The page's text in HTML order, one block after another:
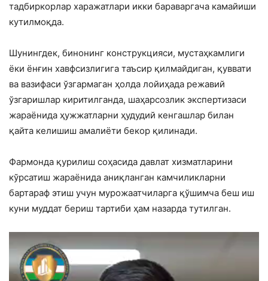
тадбиркорлар харажатлари икки бараваргача камайиши
кутилмоқда.
Шунингдек, бинонинг конструкцияси, мустаҳкамлиги
ёки ёнғин хавфсизлигига таъсир қилмайдиган, қуввати
ва вазифаси ўзгармаган ҳолда лойиҳада режавий
ўзгаришлар киритилганда, шаҳарсозлик экспертизаси
жараёнида ҳужжатларни ҳудудий кенгашлар билан
қайта келишиш амалиёти бекор қилинади.
Фармонда қурилиш соҳасида давлат хизматларини
кўрсатиш жараёнида аниқланган камчиликларни
бартараф этиш учун мурожаатчиларга қўшимча беш иш
куни муддат бериш тартиби ҳам назарда тутилган.